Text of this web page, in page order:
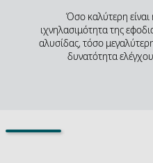
Όσο καλύτερη είναι
ιχνηλασιμότητα της
αλυσίδας, τόσο
δυνατότητα ελέγχου.